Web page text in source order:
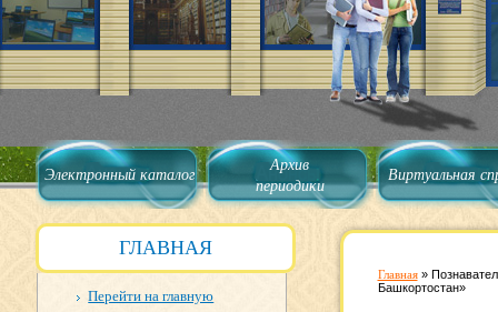
Электронный каталог
Архив
периодики
Виртуальная
ГЛАВНАЯ
Перейти на главную
Главная»
Башкортостан»